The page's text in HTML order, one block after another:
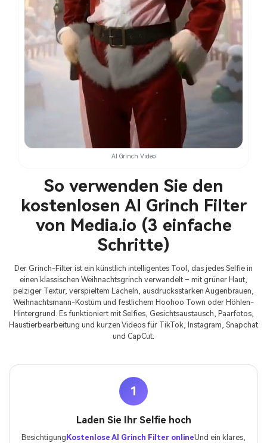
AI Grinch Video
So verwenden Sie den
kostenlosen AI Grinch Filter
von Media.io (3 einfache
Schritte)
Der Grinch-Filter ist ein künstlich intelligentes Tool, das jedes Selfie in
einen klassischen Weihnachtsgrinch verwandelt – mit grüner Haut,
pelziger Textur, verspieltem Lächeln, ausdrucksstarken Augenbrauen,
Weihnachtsmann-Kostüm und festlichem Hoohoo Town oder Höhlen-
Hintergrund. Es funktioniert mit Selfies, Gesichtsaustausch, Paarfotos,
Haustierbearbeitung und kurzen Videos für TikTok, Instagram, Snapchat
und CapCut.
1
Laden Sie Ihr Selfie hoch
BesichtigungKostenlose AI Grinch Filter onlineUnd ein klares,